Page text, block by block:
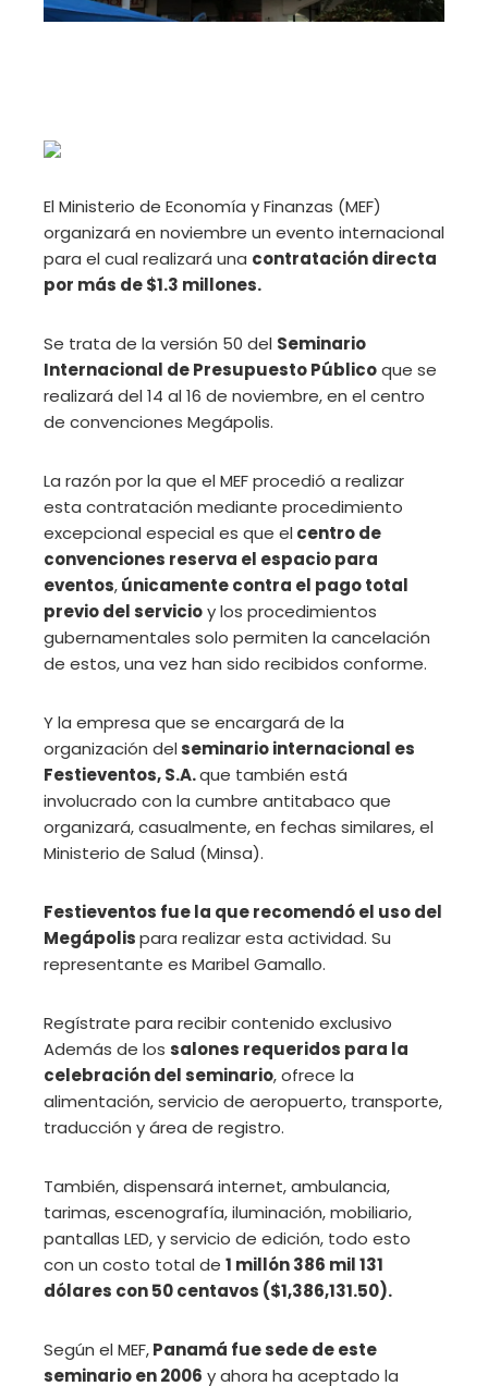
El Ministerio de Economía y Finanzas (MEF)
organizará en noviembre un evento internacional
para el cual realizará una contratación directa
por más de $1.3 millones.
Se trata de la versión 50 del Seminario
Internacional de Presupuesto Públicoque se
realizará del 14 al 16 de noviembre, en el centro
de convenciones Megápolis.
La razón por la que el MEF procedió a realizar
esta contratación mediante procedimiento
excepcional especial es que el centro de
convenciones reserva el espacio para
eventos,únicamente contra el pago total
previo del servicioy los procedimientos
gubernamentales solo permiten la cancelación
de estos, una vez han sido recibidos conforme.
Y la empresa que se encargará de la
organización delseminario internacional es
Festieventos, S.A.que también está
involucrado con la cumbre antitabaco que
organizará, casualmente, en fechas similares, el
Ministerio de Salud (Minsa).
Festieventos fue la que recomendó el uso del
Megápolispara realizar esta actividad. Su
representante es Maribel Gamallo.
Regístrate para recibir contenido exclusivo
Además de los salones requeridos para la
celebración del seminario, ofrece la
alimentación, servicio de aeropuerto, transporte,
traducción y área de registro.
También, dispensará internet, ambulancia,
tarimas, escenografía, iluminación, mobiliario,
pantallas LED, y servicio de edición, todo esto
con un costo total de 1 millón 386 mil 131
dólares con 50 centavos ($1,386,131.50).
Según el MEF,Panamá fue sede de este
seminario en 2006 y ahora ha aceptado la